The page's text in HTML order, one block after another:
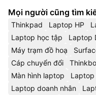
Mọi người cũng tìm
Thinkpad Laptop HP
Laptop học tập
Laptop
Máy trạm đồ hoạ
Cáp chuyển đổi
Màn hình laptop
Laptop
Laptop doanh nhân